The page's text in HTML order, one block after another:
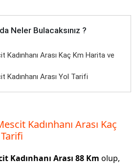
Neler Bulacaksınız ?
Kadınhanı Arası Kaç Km Harita ve
Kadınhanı Arası Yol Tarifi
Kadınhanı Arası Kaç
Kadınhanı Arası 88 Km olup,